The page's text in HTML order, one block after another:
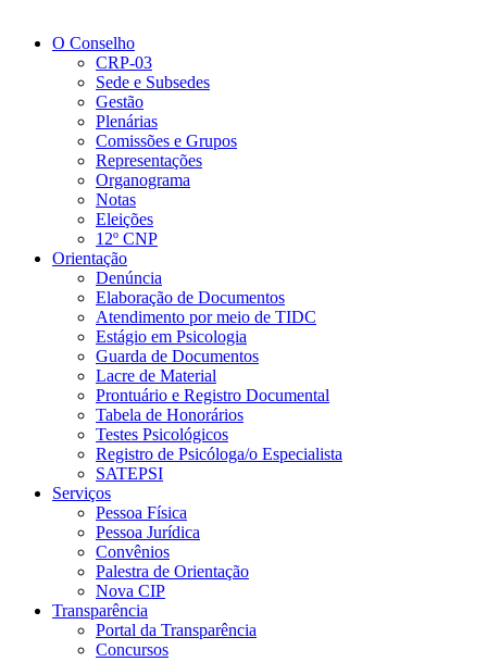
O Conselho
CRP-03
Sede e Subsedes
Gestão
Plenárias
Comissões e Grupos
Representações
Organograma
Notas
Eleições
12º CNP
Orientação
Denúncia
Elaboração de Documentos
Atendimento por meio de TIDC
Estágio em Psicologia
Guarda de Documentos
Lacre de Material
Prontuário e Registro Documental
Tabela de Honorários
Testes Psicológicos
Registro de Psicóloga/o Especialista
SATEPSI
Serviços
Pessoa Física
Pessoa Jurídica
Convênios
Palestra de Orientação
Nova CIP
Transparência
Portal da Transparência
Concursos